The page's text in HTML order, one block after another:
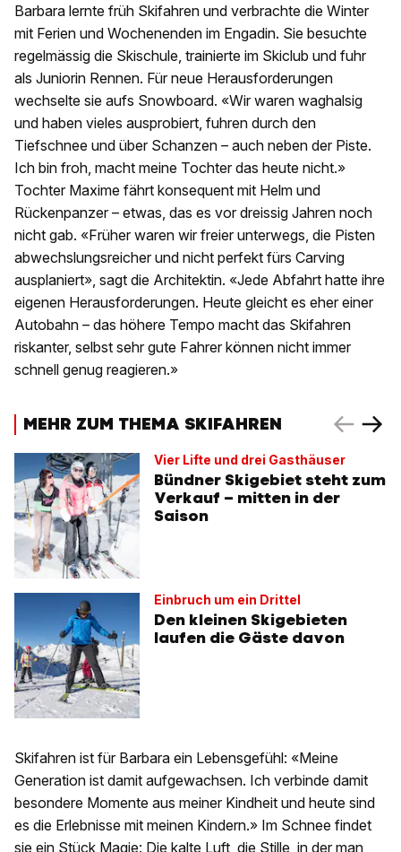
Barbara lernte früh Skifahren und verbrachte die Winter
mit Ferien und Wochenenden im Engadin. Sie besuchte
regelmässig die Skischule, trainierte im Skiclub und fuhr
als Juniorin Rennen. Für neue Herausforderungen
wechselte sie aufs Snowboard. «Wir waren waghalsig
und haben vieles ausprobiert, fuhren durch den
Tiefschnee und über Schanzen – auch neben der Piste.
Ich bin froh, macht meine Tochter das heute nicht.»
Tochter Maxime fährt konsequent mit Helm und
Rückenpanzer – etwas, das es vor dreissig Jahren noch
nicht gab. «Früher waren wir freier unterwegs, die Pisten
abwechslungsreicher und nicht perfekt fürs Carving
ausplaniert», sagt die Architektin. «Jede Abfahrt hatte ihre
eigenen Herausforderungen. Heute gleicht es eher einer
Autobahn – das höhere Tempo macht das Skifahren
riskanter, selbst sehr gute Fahrer können nicht immer
schnell genug reagieren.»
MEHR ZUM THEMA SKIFAHREN
Vier Lifte und drei Gasthäuser
Bündner Skigebiet steht zum
Verkauf – mitten in der
Saison
Einbruch um ein Drittel
Den kleinen Skigebieten
laufen die Gäste davon
Skifahren ist für Barbara ein Lebensgefühl: «Meine
Generation ist damit aufgewachsen. Ich verbinde damit
besondere Momente aus meiner Kindheit und heute sind
es die Erlebnisse mit meinen Kindern.» Im Schnee findet
sie ein Stück Magie: Die kalte Luft, die Stille, in der man